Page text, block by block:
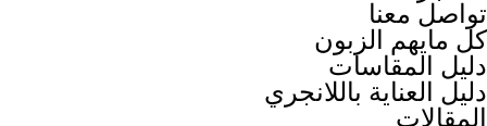
تواصل معنا
كل مايهم الزبون
دليل المقاسات
دليل العناية باللانجري
المقالات